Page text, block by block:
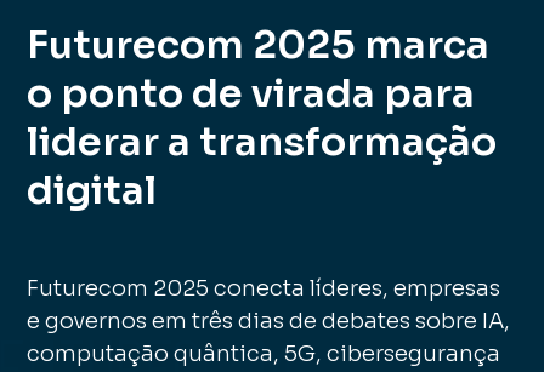
Futurecom 2025 marca
o ponto de virada para
liderar a transformação
digital
Futurecom 2025 conecta líderes, empresas
e governos em três dias de debates sobre IA,
computação quântica, 5G, cibersegurança